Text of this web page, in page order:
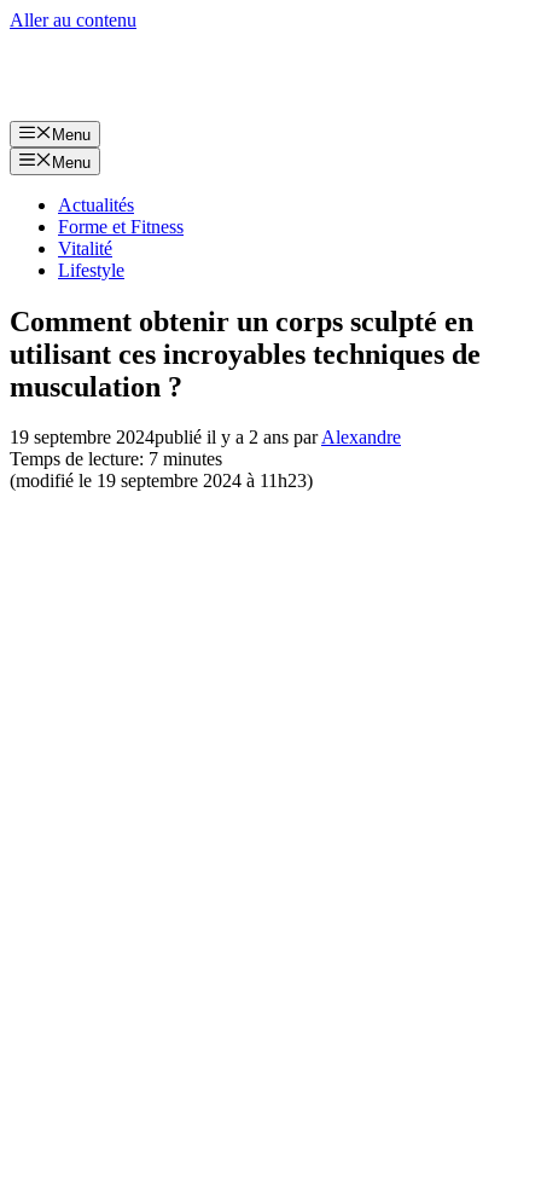
Aller au contenu
Menu
Menu
Actualités
Forme et Fitness
Vitalité
Lifestyle
Comment obtenir un corps sculpté en
utilisant ces incroyables techniques de
musculation ?
19 septembre 2024publié il y a 2 ans parAlexandre
Temps de lecture: 7 minutes
(modifié le 19 septembre 2024 à 11h23)